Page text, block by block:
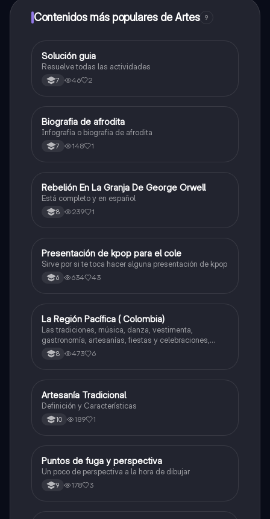
Contenidos más populares de Artes 9
Artes
Solución guia
Resuelve todas las actividades
7 46 2
Artes
Biografia de afrodita
Infografía o biografia de afrodita
7 148 1
Sociales/Historia
Rebelión En La Granja De George Orwell
Está completo y en español
8 239 1
Artes
Presentación de kpop para el cole
Sirve por si te toca hacer alguna presentación de kpop
6 634 43
Artes
La Región Pacífica ( Colombia)
Las tradiciones, música, danza, vestimenta,
gastronomía, artesanías, fiestas y celebraciones,
medicina tradicional, ritmos e instrumentos
musicales.
8 473 6
Artes
Artesanía Tradicional
Definición y Características
10 189 1
Artes
Puntos de fuga y perspectiva
Un poco de perspectiva a la hora de dibujar
9 178 3